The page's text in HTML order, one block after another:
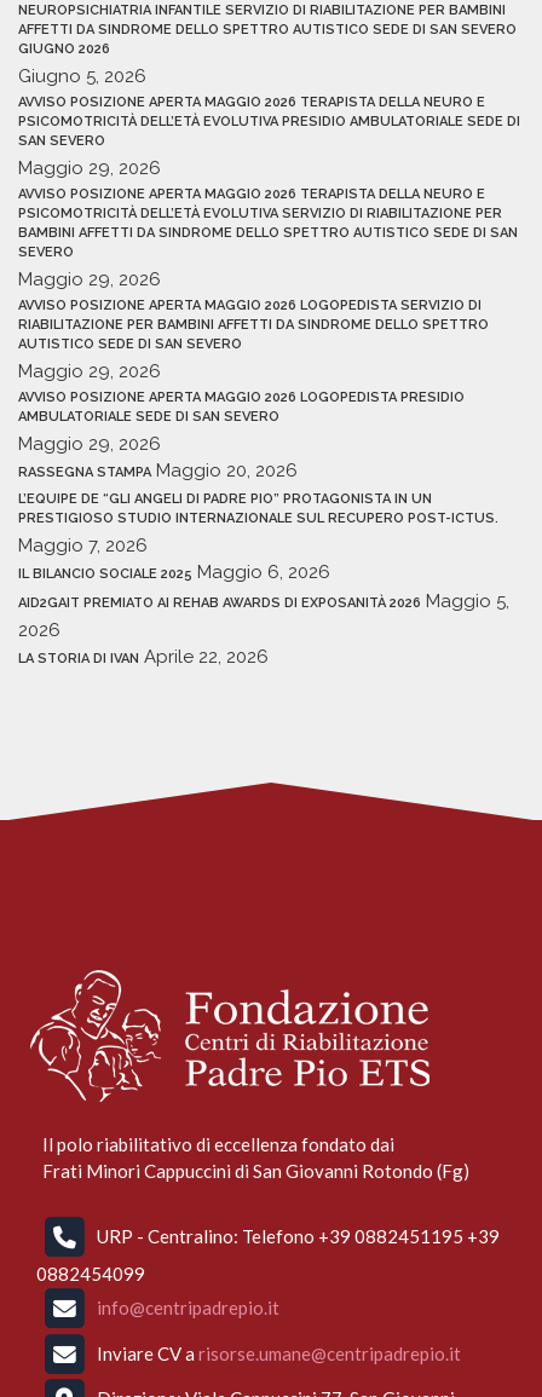
NEUROPSICHIATRIA INFANTILE SERVIZIO DI RIABILITAZIONE PER BAMBINI
AFFETTI DA SINDROME DELLO SPETTRO AUTISTICO SEDE DI SAN SEVERO
GIUGNO 2026
Giugno 5, 2026
AVVISO POSIZIONE APERTA MAGGIO 2026 TERAPISTA DELLA NEURO E
PSICOMOTRICITÀ DELL’ETÀ EVOLUTIVA PRESIDIO AMBULATORIALE SEDE DI
SAN SEVERO
Maggio 29, 2026
AVVISO POSIZIONE APERTA MAGGIO 2026 TERAPISTA DELLA NEURO E
PSICOMOTRICITÀ DELL’ETÀ EVOLUTIVA SERVIZIO DI RIABILITAZIONE PER
BAMBINI AFFETTI DA SINDROME DELLO SPETTRO AUTISTICO SEDE DI SAN
SEVERO
Maggio 29, 2026
AVVISO POSIZIONE APERTA MAGGIO 2026 LOGOPEDISTA SERVIZIO DI
RIABILITAZIONE PER BAMBINI AFFETTI DA SINDROME DELLO SPETTRO
AUTISTICO SEDE DI SAN SEVERO
Maggio 29, 2026
AVVISO POSIZIONE APERTA MAGGIO 2026 LOGOPEDISTA PRESIDIO
AMBULATORIALE SEDE DI SAN SEVERO
Maggio 29, 2026
RASSEGNA STAMPA Maggio 20, 2026
L’EQUIPE DE “GLI ANGELI DI PADRE PIO” PROTAGONISTA IN UN
PRESTIGIOSO STUDIO INTERNAZIONALE SUL RECUPERO POST-ICTUS.
Maggio 7, 2026
IL BILANCIO SOCIALE 2025 Maggio 6, 2026
AID2GAIT PREMIATO AI REHAB AWARDS DI EXPOSANITÀ 2026 Maggio 5,
2026
LA STORIA DI IVAN Aprile 22, 2026
Il polo riabilitativo di eccellenza fondato dai
Frati Minori Cappuccini di San Giovanni Rotondo (Fg)
URP - Centralino: Telefono +39 0882451195 +39
0882454099
info@centripadrepio.it
Inviare CV a risorse.umane@centripadrepio.it